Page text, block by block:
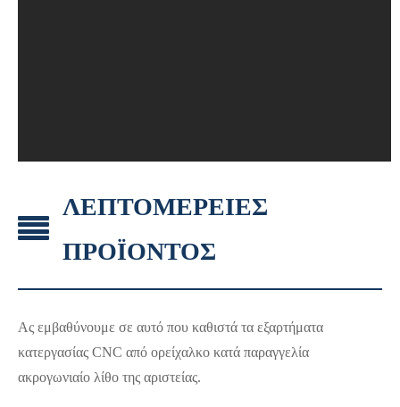
ΛΕΠΤΟΜΕΡΕΙΕΣ
ΠΡΟΪΟΝΤΟΣ
Ας εμβαθύνουμε σε αυτό που καθιστά τα εξαρτήματα
κατεργασίας CNC από ορείχαλκο κατά παραγγελία
ακρογωνιαίο λίθο της αριστείας.